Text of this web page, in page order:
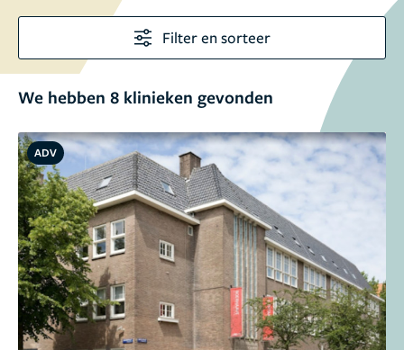
Filter en sorteer
We hebben 8 klinieken gevonden
ADV